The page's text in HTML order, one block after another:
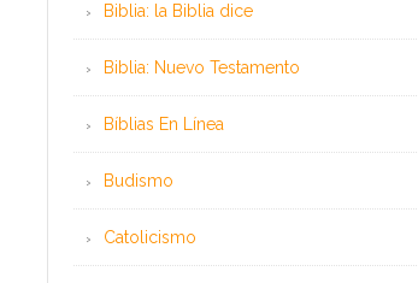
Biblia: la Biblia dice
Biblia: Nuevo Testamento
Bíblias En Línea
Budismo
Catolicismo